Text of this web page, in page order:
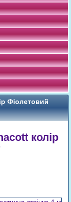
Фіолетовий
колір